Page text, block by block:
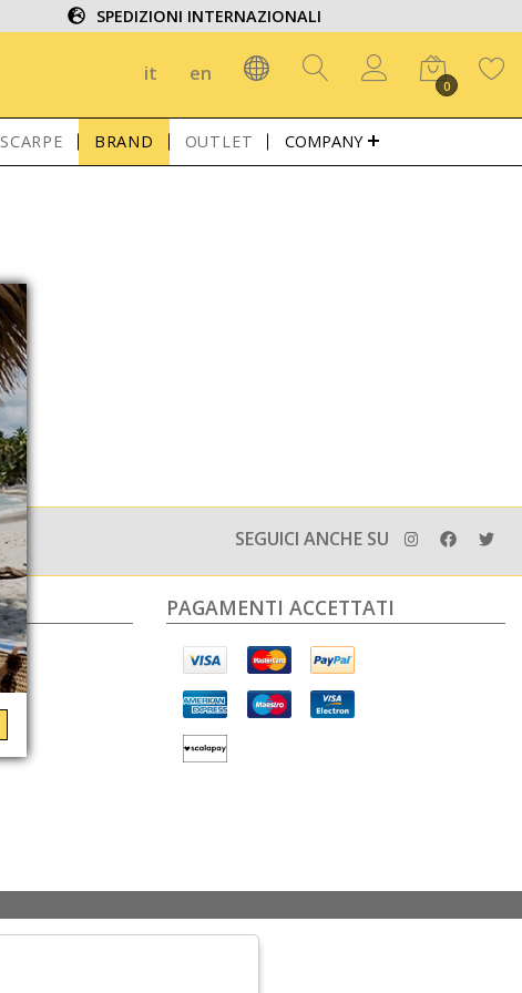
SPEDIZIONI INTERNAZIONALI
it en
0
SCARPE BRAND OUTLET COMPANY
SEGUICI ANCHE SU
PAGAMENTI ACCETTATI